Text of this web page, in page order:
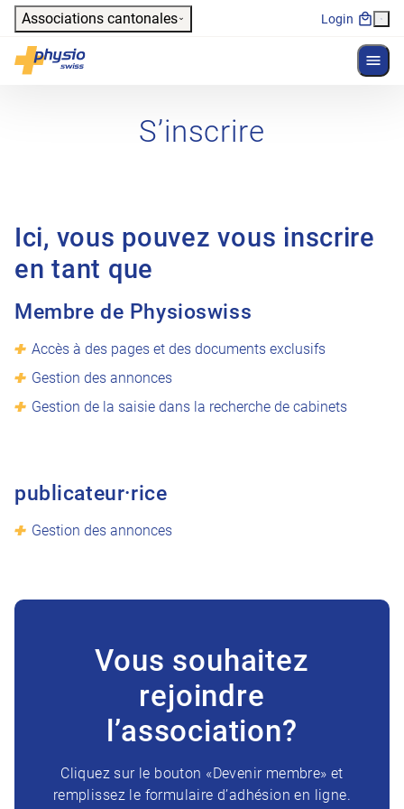
Header
Associations cantonales Login
Physioswiss
Navigation principale
S’inscrire
Ici, vous pouvez vous inscrire
en tant que
Membre de Physioswiss
Accès à des pages et des documents exclusifs
Gestion des annonces
Gestion de la saisie dans la recherche de cabinets
publicateur·rice
Gestion des annonces
Vous souhaitez
rejoindre
l’association?
Cliquez sur le bouton «Devenir membre» et
remplissez le formulaire d’adhésion en ligne.